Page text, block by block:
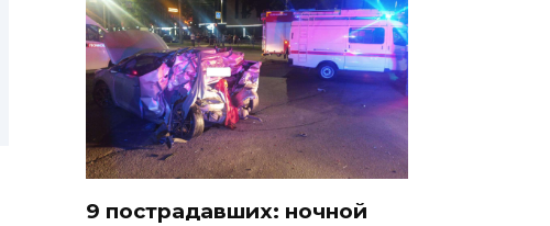
9 пострадавших: ночной